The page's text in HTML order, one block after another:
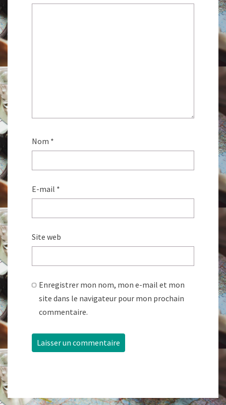
Nom *
E-mail *
Site web
Enregistrer mon nom, mon e-mail et mon
site dans le navigateur pour mon prochain
commentaire.